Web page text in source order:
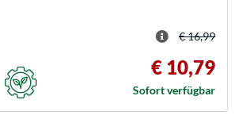
€ 16,99
€ 10,79
Sofort verfügbar